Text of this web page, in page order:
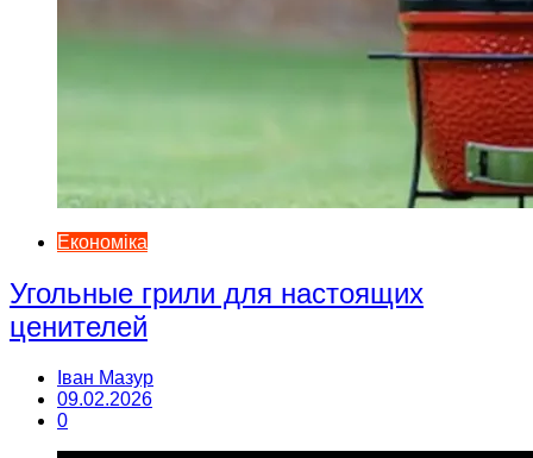
Економіка
Угольные грили для настоящих
ценителей
Іван Мазур
09.02.2026
0